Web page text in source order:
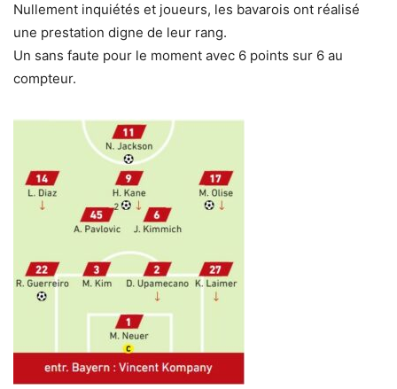
Nullement inquiétés et joueurs, les bavarois ont réalisé
une prestation digne de leur rang.
Un sans faute pour le moment avec 6 points sur 6 au
compteur.